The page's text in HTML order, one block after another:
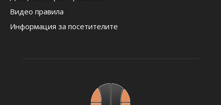
Видео правила
Информация за посетителите